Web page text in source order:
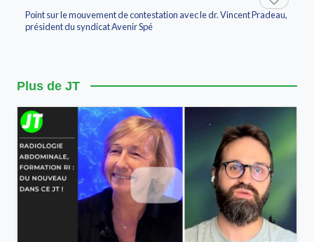
Point sur le mouvement de contestation avec le dr. Vincent Pradeau,
président du syndicat Avenir Spé
Plus de JT